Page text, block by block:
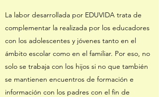
La labor desarrollada por EDUVIDA trata de
complementar la realizada por los educadores
con los adolescentes y jóvenes tanto en el
ámbito escolar como en el familiar. Por eso, no
solo se trabaja con los hijos si no que también
se mantienen encuentros de formación e
información con los padres con el fin de